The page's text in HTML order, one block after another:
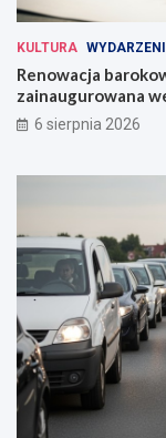
KULTURA
Renowacja
zainaugurowana
6 sierpnia 2026